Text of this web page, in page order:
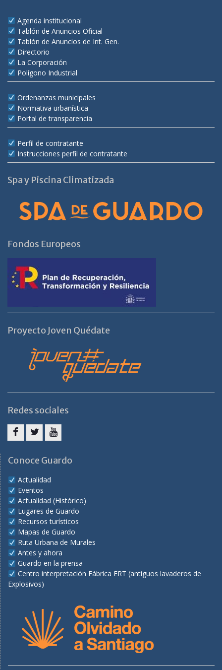
Agenda institucional
Tablón de Anuncios Oficial
Tablón de Anuncios de Int. Gen.
Directorio
La Corporación
Polígono Industrial
Ordenanzas municipales
Normativa urbanística
Portal de transparencia
Perfil de contratante
Instrucciones perfil de contratante
Spa y Piscina Climatizada
Fondos Europeos
Proyecto Joven Quédate
Redes sociales
Conoce Guardo
Actualidad
Eventos
Actualidad (Histórico)
Lugares de Guardo
Recursos turísticos
Mapas de Guardo
Ruta Urbana de Murales
Antes y ahora
Guardo en la prensa
Centro interpretación Fábrica ERT (antiguos lavaderos de
Explosivos)